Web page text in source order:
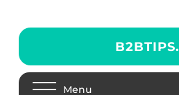
B2BTIPS.
Menu